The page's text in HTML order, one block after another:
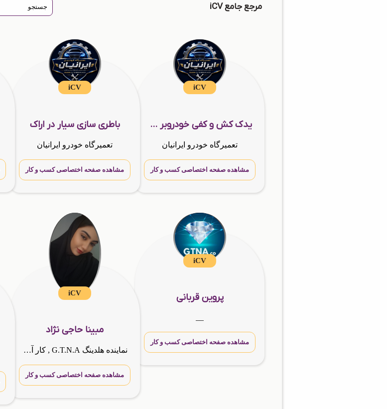
مرجع جامع iCV
iCV
یدک کش و کفی خودروبر در اراک
تعمیرگاه خودرو ایرانیان
مشاهده صفحه اختصاصی کسب و کار
iCV
باطری سازی سیار در اراک
تعمیرگاه خودرو ایرانیان
مشاهده صفحه اختصاصی کسب و کار
iCV
پروین قربانی
مشاهده صفحه اختصاصی کسب و کار
iCV
مبینا حاجی نژاد
نماینده هلدینگ G.T.N.A , کار آفرین و مشاور کسب و کار
مشاهده صفحه اختصاصی کسب و کار